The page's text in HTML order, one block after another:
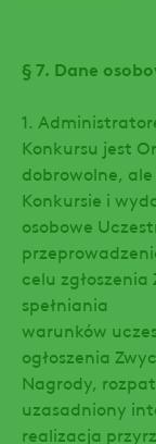
§ 7. Dane
1.
Konkursu jest
dobrowolne,
Konkursie i
osobowe
celu
spełniania
warunków
ogłoszenia
Nagrody,
uzasadniony
realizacja